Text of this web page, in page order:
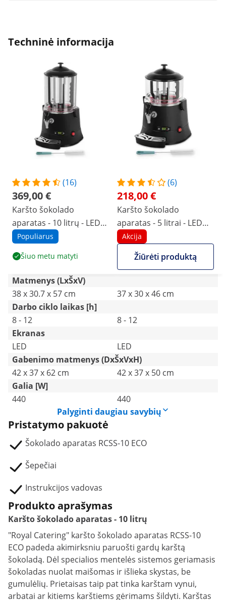
Techninė informacija
(16)
369,00 €
Karšto šokolado
aparatas - 10 litrų - LED
ekranas
Populiarus
Šiuo metu matyti
(6)
218,00 €
Karšto šokolado
aparatas - 5 litrai - LED
ekranas
Akcija
Žiūrėti produktą
Matmenys (LxŠxV)
38 x 30.7 x 57 cm
37 x 30 x 46 cm
Darbo ciklo laikas [h]
8 - 12
8 - 12
Ekranas
LED
LED
Gabenimo matmenys (DxŠxVxH)
42 x 37 x 62 cm
42 x 37 x 50 cm
Galia [W]
440
440
Palyginti daugiau savybių
Pristatymo pakuotė
Šokolado aparatas RCSS-10 ECO
Šepečiai
Instrukcijos vadovas
Produkto aprašymas
Karšto šokolado aparatas - 10 litrų
"Royal Catering" karšto šokolado aparatas RCSS-10
ECO padeda akimirksniu paruošti gardų karštą
šokoladą. Dėl specialios mentelės sistemos geriamasis
šokoladas nuolat maišomas ir išlieka skystas, be
gumulėlių. Prietaisas taip pat tinka karštam vynui,
arbatai ar kitiems karštiems gėrimams šildyti. Karštas